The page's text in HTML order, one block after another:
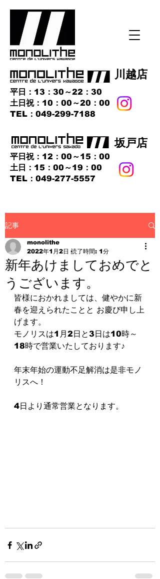
​川越店
平日：13：30～22：30
土日祝：10：00～20：00
​TEL：049-299-7188
​坂戸店
平日祝：12：00～15：00
土日：15：00～19：00
TEL：049-277-5557
記事
新年あけましておめでと
うございます。
monolithe
2022年1月2日 読了時間: 1分
皆様におかれましては、健やかに新
春を迎えられたことと お慶び申し上
げます。
モノリスは1月2日と3日は10時～
18時で営業いたしております♪
年末年始の運動不足解消は是非モノ
リスへ！
4日より通常営業となります。